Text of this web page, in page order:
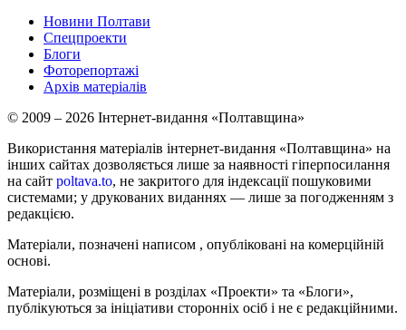
Новини Полтави
Спецпроекти
Блоги
Фоторепортажі
Архів матеріалів
© 2009 – 2026 Інтернет-видання «Полтавщина»
Використання матеріалів інтернет-видання «Полтавщина» на
інших сайтах дозволяється лише за наявності гіперпосилання
на сайт poltava.to, не закритого для індексації пошуковими
системами; у друкованих виданнях — лише за погодженням з
редакцією.
Матеріали, позначені написом , опубліковані на комерційній
основі.
Матеріали, розміщені в розділах «Проекти» та «Блоги»,
публікуються за ініціативи сторонніх осіб і не є редакційними.